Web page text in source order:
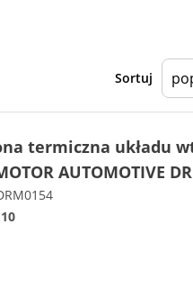
Sortuj
termiczna układu
AUTOMOTIVE
10